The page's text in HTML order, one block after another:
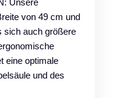
von 49 cm und
sich auch größere
eine optimale
und des